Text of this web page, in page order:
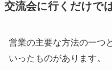
交流会に行くだけで
営業の主要な方法の一つ
いったものがあります。